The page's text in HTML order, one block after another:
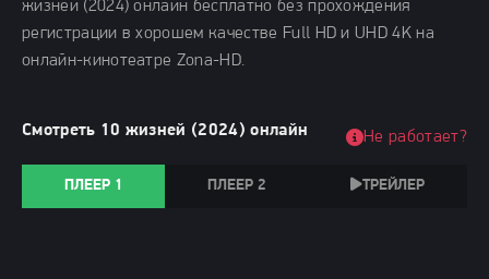
жизней (2024) онлайн бесплатно без прохождения
регистрации в хорошем качестве Full HD и UHD 4K на
онлайн-кинотеатре Zona-HD.
Смотреть 10 жизней (2024) онлайн
ПЛЕЕР 1 ПЛЕЕР 2 ТРЕЙЛЕР
Не работает?